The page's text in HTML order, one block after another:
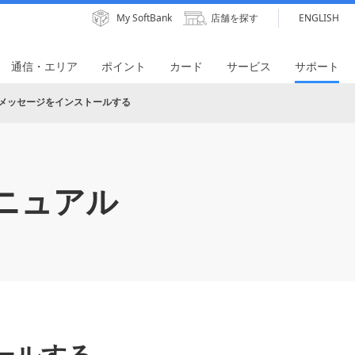
My SoftBank 店舗を探す ENGLISH
通信・エリア ポイント カード サービス サポート
ッセージをインストールする
ュアル